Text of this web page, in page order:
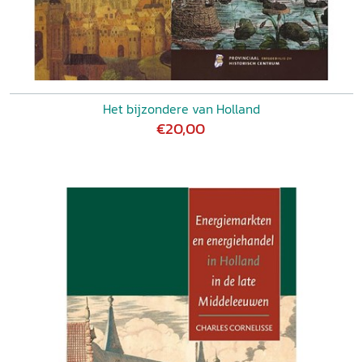
Het bijzondere van Holland
€20,00